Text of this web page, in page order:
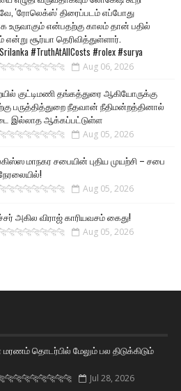
'ரோலெக்ஸ்' திரைப்படம் எப்போது
உருவாகும் என்பதற்கு காலம் தான் பதில்
சூர்யா தெரிவித்துள்ளார்.
#TruthAtAllCosts #rolex #surya
Aug 06, 2026
குட்டிமணி தங்கத்துரை ஆகியோருக்கு
பருத்தித்துறை நீதவான் நீதிமன்றத்தினால்
இல்லாத ஆக்கப்பட்டுள்ள
Aug 05, 2026
மாநகர சபையின் புதிய முயற்சி – சபை
Aug 05, 2026
அகில விராஜ் காரியவசம் கைது!
Aug 05, 2026
தொடர்பில் மேலும் பல திடுக்கிடும்
Jul 28, 2026